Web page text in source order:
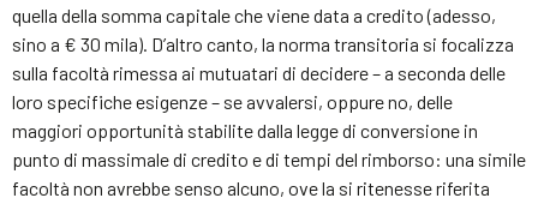
quella della somma capitale che viene data a credito (adesso,
sino a € 30 mila). D’altro canto, la norma transitoria si focalizza
sulla facoltà rimessa ai mutuatari di decidere – a seconda delle
loro specifiche esigenze – se avvalersi, oppure no, delle
maggiori opportunità stabilite dalla legge di conversione in
punto di massimale di credito e di tempi del rimborso: una simile
facoltà non avrebbe senso alcuno, ove la si ritenesse riferita